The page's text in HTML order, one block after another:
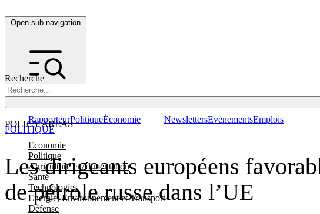
Open sub navigation
Recherche
POLICY AREAS
Economie
Politique
Agriculture et Alimentation
Santé
Technologies
Energie, Environnement et Transport
Défense
RapporteurPolitiqueÉconomie NewslettersEvénementsEmplois
Les dirigeants européens
de pétrole russe dans l’UE
POLITIQUE